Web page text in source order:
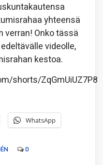
yhteensä
verran! Onko tässä
videolle,
kestoa.
shorts/ZqGmUiUZ7P8
WhatsApp
0